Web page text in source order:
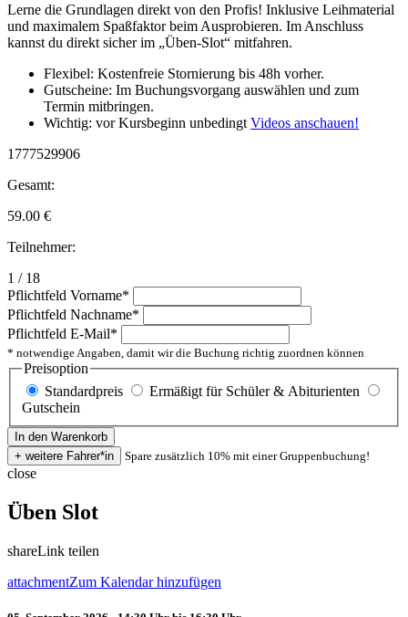
Lerne die Grundlagen direkt von den Profis! Inklusive Leihmaterial
und maximalem Spaßfaktor beim Ausprobieren. Im Anschluss
kannst du direkt sicher im „Üben-Slot“ mitfahren.
Flexibel: Kostenfreie Stornierung bis 48h vorher.
Gutscheine: Im Buchungsvorgang auswählen und zum
Termin mitbringen.
Wichtig: vor Kursbeginn unbedingt Videos anschauen!
1777529906
Gesamt:
59.00 €
Teilnehmer:
1 / 18
Pflichtfeld Vorname*
Pflichtfeld Nachname*
Pflichtfeld E-Mail*
* notwendige Angaben, damit wir die Buchung richtig zuordnen können
Preisoption
Standardpreis
Ermäßigt für Schüler & Abiturienten
Gutschein
Spare zusätzlich 10% mit einer Gruppenbuchung!
close
Üben Slot
shareLink teilen
attachmentZum Kalendar hinzufügen